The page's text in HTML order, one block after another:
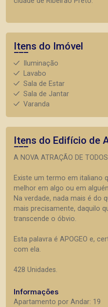
Itens do Imóvel
Iluminação
Lavabo
Sala de Estar
Sala de Jantar
Varanda
Itens do Edifício de
A NOVA ATRAÇÃO DE
Existe um termo em italiano
melhor em algo ou em
Na verdade, nada mais é do
mais precisamente, daquilo
transcende o óbvio.
Esta palavra é APOGEO e,
com ela.
428 Unidades.
Informações
Apartamento por Andar: 19